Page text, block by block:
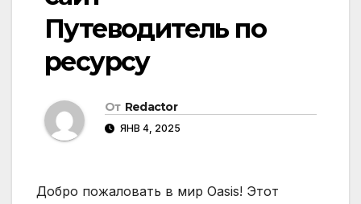
Путеводитель по
ресурсу
От Redactor
ЯНВ 4, 2025
Добро пожаловать в мир Oasis! Этот